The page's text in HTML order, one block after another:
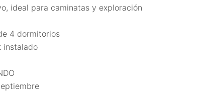
ideal para caminatas y exploración
4 dormitorios
instalado